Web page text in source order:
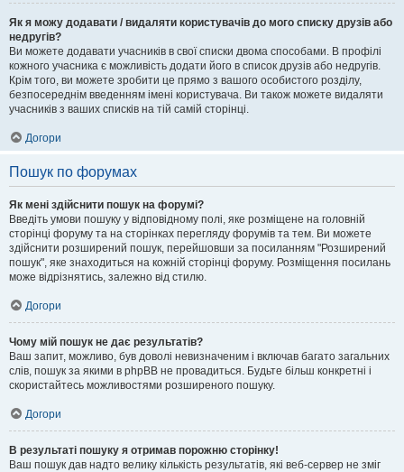
Як я можу додавати / видаляти користувачів до мого списку друзів або
недругів?
Ви можете додавати учасників в свої списки двома способами. В профілі
кожного учасника є можливість додати його в список друзів або недругів.
Крім того, ви можете зробити це прямо з вашого особистого розділу,
безпосереднім введенням імені користувача. Ви також можете видаляти
учасників з ваших списків на тій самій сторінці.
Догори
Пошук по форумах
Як мені здійснити пошук на форумі?
Введіть умови пошуку у відповідному полі, яке розміщене на головній
сторінці форуму та на сторінках перегляду форумів та тем. Ви можете
здійснити розширений пошук, перейшовши за посиланням "Розширений
пошук", яке знаходиться на кожній сторінці форуму. Розміщення посилань
може відрізнятись, залежно від стилю.
Догори
Чому мій пошук не дає результатів?
Ваш запит, можливо, був доволі невизначеним і включав багато загальних
слів, пошук за якими в phpBB не провадиться. Будьте більш конкретні і
скористайтесь можливостями розширеного пошуку.
Догори
В результаті пошуку я отримав порожню сторінку!
Ваш пошук дав надто велику кількість результатів, які веб-сервер не зміг